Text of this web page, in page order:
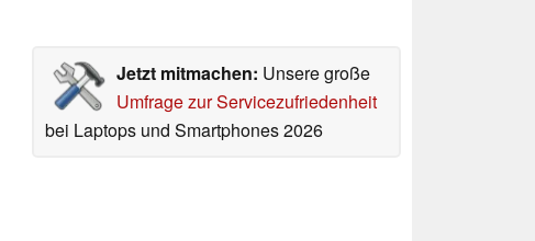
Jetzt mitmachen: Unsere große
Umfrage zur Servicezufriedenheit
bei Laptops und Smartphones 2026